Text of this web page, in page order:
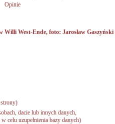
Opinie
Willi West-Ende, foto: Jarosław Gaszyński
dacie lub innych danych,
celu uzupełnienia bazy danych)